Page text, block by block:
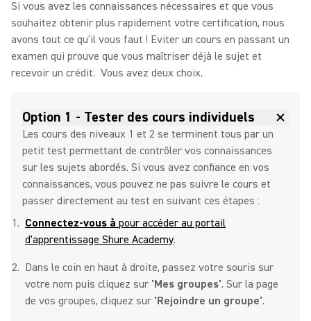
Si vous avez les connaissances nécessaires et que vous
souhaitez obtenir plus rapidement votre certification, nous
avons tout ce qu'il vous faut ! Eviter un cours en passant un
examen qui prouve que vous maîtriser déjà le sujet et
recevoir un crédit. Vous avez deux choix.
Option 1 - Tester des cours individuels
Les cours des niveaux 1 et 2 se terminent tous par un
petit test permettant de contrôler vos connaissances
sur les sujets abordés. Si vous avez confiance en vos
connaissances, vous pouvez ne pas suivre le cours et
passer directement au test en suivant ces étapes :
Connectez-vous à pour accéder au portail
d'apprentissage Shure Academy.
Dans le coin en haut à droite, passez votre souris sur
votre nom puis cliquez sur 'Mes groupes'. Sur la page
de vos groupes, cliquez sur 'Rejoindre un groupe'.